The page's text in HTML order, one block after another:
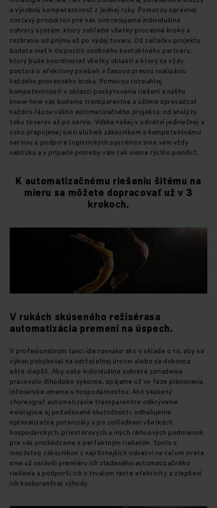
a výrobnú kompetentnosť z jednej ruky. Pomocou správnej
zostavy produktov pre vás zinscenujeme individuálne
zohratý systém, ktorý zohľadní všetky procesné kroky a
rozhrania od príjmu až po výdaj tovaru. Od začiatku projektu
budete mať k dispozícii osobného kontaktného partnera,
ktorý bude koordinovať všetky oblasti a ktorý sa vždy
postará o efektívny priebeh a časovo presnú realizáciu
každého procesného kroku. Pomocou rozsiahlej
kompetentnosti v oblasti poskytovania riešení a nášho
know-how vás budeme transparentne a účinne sprevádzať
každou fázou vášho automatizačného projektu: od analýzy
toku tovarov až po servis. Vďaka našej v odvetví jedinečnej a
úzko prepojenej sieti služieb zákazníkom a kompetentnému
servisu a podpore logistických systémov sme vám vždy
nablízku a v prípade potreby vám tak vieme rýchlo pomôcť.
K automatizačnému riešeniu šitému na
mieru sa môžete dopracovať už v 3
krokoch.
V rukách skúseného režisérasa
automatizácia premení na úspech.
V profesionálnom tanci ide rovnako ako v sklade o to, aby sa
výkon pohyboval na udržateľnej úrovni alebo sa dokonca
ešte zlepšil. Aby vaše individuálne zohraté zariadenie
pracovalo dlhodobo výkonne, spájame už vo fáze plánovania
inžinierske umenie s hospodárnosťou. Ako skúsený
choreograf automatizácie transparentne odkrývame
existujúce aj požadované skutočnosti, odhaľujeme
optimalizačné potenciály a po zohľadnení všetkách
hospodárskych, priestorových a iných rámcových podmienok
pre vás prichádzame s perfektným riešením. Spolu s
množstvo zákazníkov z najrôznejších odvetví na celom svete
sme už oslávili premiéru ich zladeného automatizačného
riešenia a podporili ich v trvalom raste efektivity a zlepšení
ich konkurenčnej výhody.